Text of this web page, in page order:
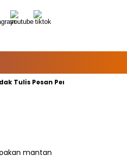
Pesan Penting di Instagram: